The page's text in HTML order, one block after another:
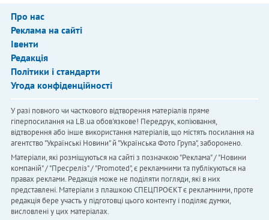
Про нас
Реклама на сайті
Івенти
Редакція
Політики і стандарти
Угода конфіденційності
У разі повного чи часткового відтворення матеріалів пряме
гіперпосилання на LB.ua обов'язкове! Передрук, копіювання,
відтворення або інше використання матеріалів, що містять посилання на
агентство "Українськi Новини" й "Українська Фото Група", заборонено.
Матеріали, які розміщуються на сайті з позначкою "Реклама" / "Новини
компаній" / "Пресреліз" / "Promoted", є рекламними та публікуються на
правах реклами. Редакція може не поділяти погляди, які в них
представлені. Матеріали з плашкою СПЕЦПРОЄКТ є рекламними, проте
редакція бере участь у підготовці цього контенту і поділяє думки,
висловлені у цих матеріалах.